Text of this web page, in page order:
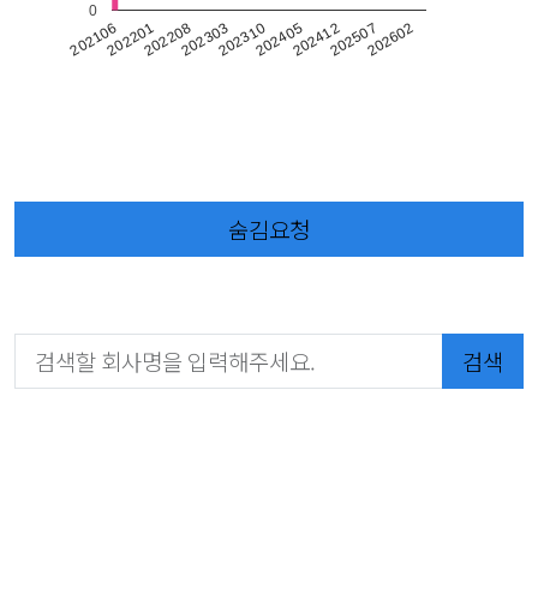
202106202201202208202303202310202405202412202507202602
0
숨김요청
검색